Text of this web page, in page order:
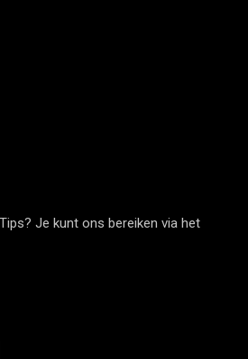
Je kunt ons bereiken via het